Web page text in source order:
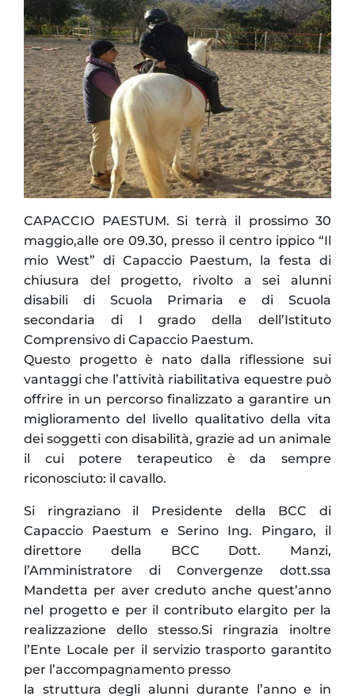
CAPACCIO PAESTUM. Si terrà il prossimo 30
maggio,alle ore 09.30, presso il centro ippico “Il
mio West” di Capaccio Paestum, la festa di
chiusura del progetto, rivolto a sei alunni
disabili di Scuola Primaria e di Scuola
secondaria di I grado della dell’Istituto
Comprensivo di Capaccio Paestum.
Questo progetto è nato dalla riflessione sui
vantaggi che l’attività riabilitativa equestre può
offrire in un percorso finalizzato a garantire un
miglioramento del livello qualitativo della vita
dei soggetti con disabilità, grazie ad un animale
il cui potere terapeutico è da sempre
riconosciuto: il cavallo.
Si ringraziano il Presidente della BCC di
Capaccio Paestum e Serino Ing. Pingaro, il
direttore della BCC Dott. Manzi,
l’Amministratore di Convergenze dott.ssa
Mandetta per aver creduto anche quest’anno
nel progetto e per il contributo elargito per la
realizzazione dello stesso.Si ringrazia inoltre
l’Ente Locale per il servizio trasporto garantito
per l’accompagnamento presso
la struttura degli alunni durante l’anno e in